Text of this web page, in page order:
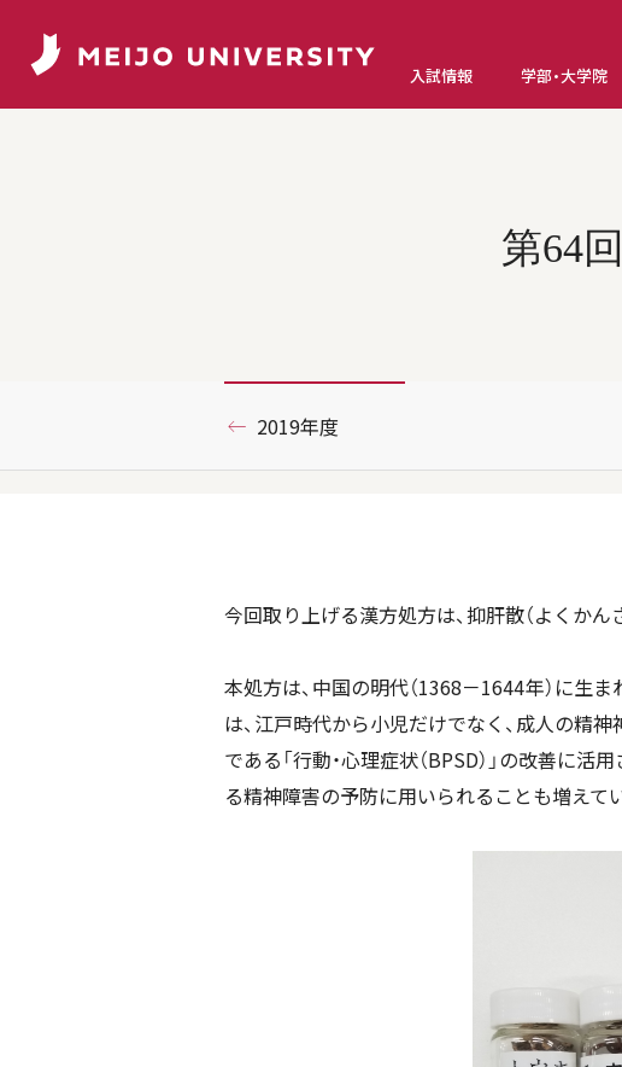
入試情報 学部・大学院
第64
2019年度
今回取り上げる漢方処方は、抑肝散（よくかん
本処方は、中国の明代（1368－1644年）に生
は、江戸時代から小児だけでなく、成人の精
である「行動・心理症状（BPSD）」の改善に
る精神障害の予防に用いられることも増えて